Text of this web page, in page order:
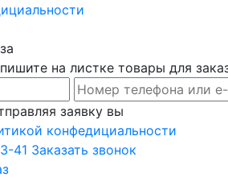
на листке товары для
заявку вы
конфедициальности
41 Заказать звонок